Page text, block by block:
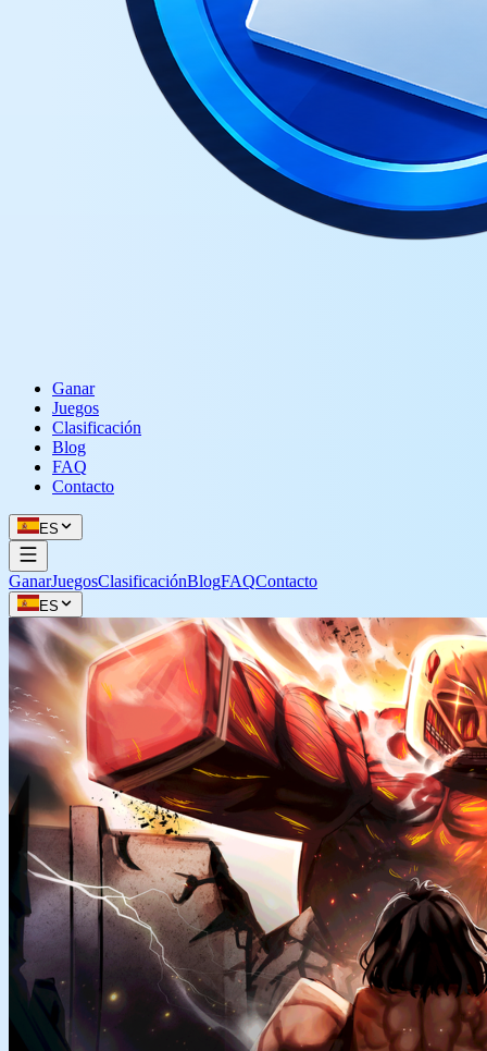
Ganar
Juegos
Clasificación
Blog
FAQ
Contacto
ES
GanarJuegosClasificaciónBlogFAQContacto
ES